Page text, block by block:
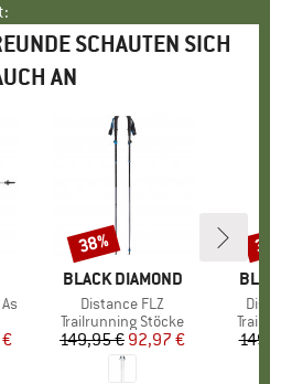
SCHAUTEN SICH
AN
Preis
€
MARKE
BLACK DIAMOND
Artikel
Distance FLZ
Produktgruppe
Trailrunning Stöcke
Preis
149,95 €reduzierter Preis
92,97 €
Rabatt
38%